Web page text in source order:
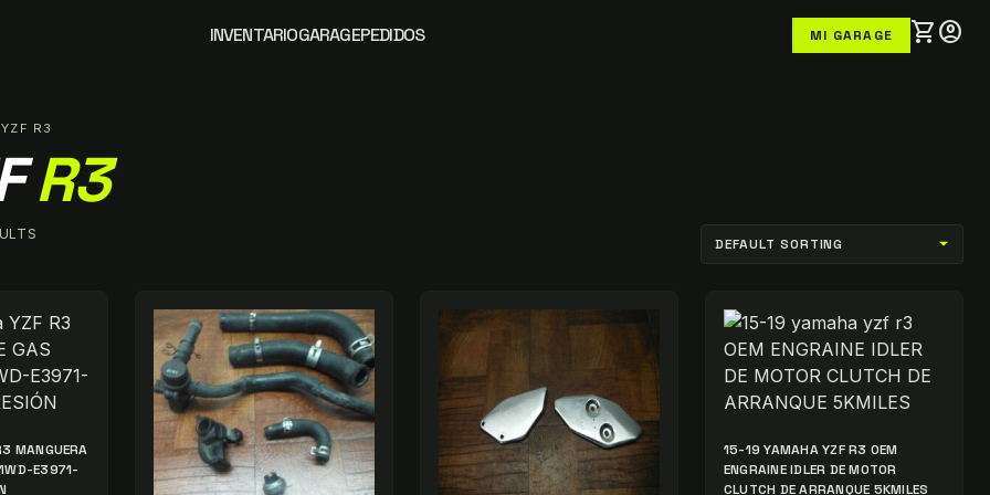
INVENTARIOGARAGEPEDIDOS MI GARAGE shopping_cartaccount_circle
R3
R3
MANGUERA
E3971-
15-19 YAMAHA YZF R3 OEM
ENGRAINE IDLER DE MOTOR
CLUTCH DE ARRANQUE 5KMILES